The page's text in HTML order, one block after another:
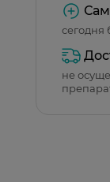
сегодня
не